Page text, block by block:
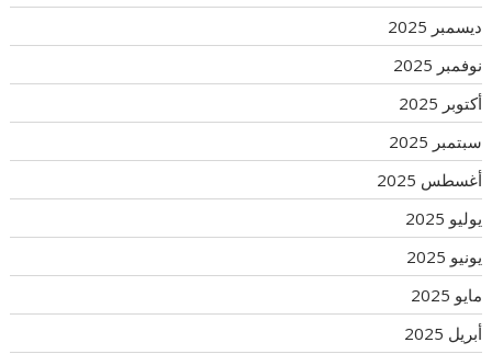
ديسمبر 2025
نوفمبر 2025
أكتوبر 2025
سبتمبر 2025
أغسطس 2025
يوليو 2025
يونيو 2025
مايو 2025
أبريل 2025